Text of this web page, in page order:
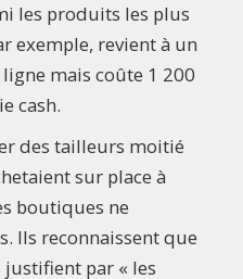
les produits les plus
exemple, revient à un
mais coûte 1 200
cash.
des tailleurs moitié
sur place à
boutiques ne
Ils reconnaissent que
justifient par « les